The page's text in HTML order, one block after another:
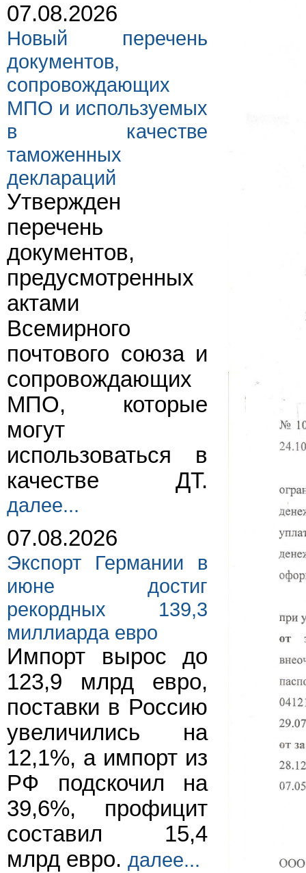
07.08.2026
Новый перечень
документов,
сопровождающих
МПО и используемых
в качестве
таможенных
деклараций
Утвержден
перечень
документов,
предусмотренных
актами
Всемирного
почтового союза и
сопровождающих
МПО, которые
могут
использоваться в
качестве ДТ.
далее...
07.08.2026
Экспорт Германии в
июне достиг
рекордных 139,3
миллиарда евро
Импорт вырос до
123,9 млрд евро,
поставки в Россию
увеличились на
12,1%, а импорт из
РФ подскочил на
39,6%, профицит
составил 15,4
млрд евро. далее...